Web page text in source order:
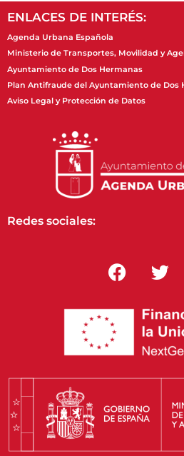
ENLACES DE INTERÉS:
Agenda Urbana Española
Ministerio de Transportes, Movilidad y
Ayuntamiento de Dos Hermanas
Plan Antifraude del Ayuntamiento de Dos
Aviso Legal y Protección de Datos
Redes sociales: